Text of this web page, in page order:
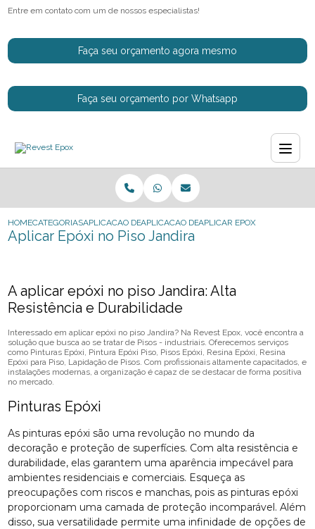
Entre em contato com um de nossos especialistas!
Faça seu orçamento agora mesmo
Faça seu orçamento por Whatsapp
HOMECATEGORIASAPLICACAO DE EPOXIAPLICACAO DE EPOXI EM PISO INDUSTRIAL
APLICAR EPOXI NO PISO
Aplicar Epóxi no Piso Jandira
A aplicar epóxi no piso Jandira: Alta
Resistência e Durabilidade
Interessado em aplicar epóxi no piso Jandira? Na Revest Epox, você encontra a
solução que busca ao se tratar de Pisos - industriais. Oferecemos serviços
como Pinturas Epóxi, Pintura Epóxi Piso, Pisos Epóxi, Resina Epóxi, Resina
Epóxi para Piso, Lapidação de Pisos. Com profissionais altamente capacitados, e
instalações modernas, a organização é capaz de se destacar de forma positiva
no mercado.
Pinturas Epóxi
As pinturas epóxi são uma revolução no mundo da
decoração e proteção de superfícies. Com alta resistência e
durabilidade, elas garantem uma aparência impecável para
ambientes residenciais e comerciais. Esqueça as
preocupações com riscos e manchas, pois as pinturas epóxi
proporcionam uma camada de proteção incomparável. Além
disso, sua versatilidade permite uma infinidade de opções de